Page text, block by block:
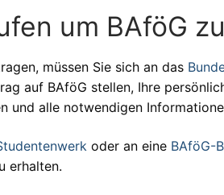
um BAföG
müssen Sie sich an das
auf BAföG stellen, Ihre
und alle notwendigen
oder an eine BAföG-
erhalten.